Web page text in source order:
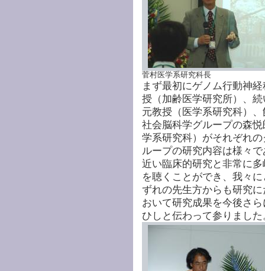
菅村医学系研究科長
まず最初にゲノム行動神
授（加齢医学研究所）、
元教授（医学系研究科）
社会脳科学グループの森
学系研究科）がそれぞれ
ループの研究内容は様々
近い臨床的研究と非常に
を聴くことができ、我々
ずれの先生方からも研究
おいて研究成果を今後さ
ひしと伝わって参りました